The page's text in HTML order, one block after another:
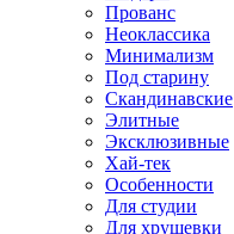
Прованс
Неоклассика
Минимализм
Под старину
Скандинавские
Элитные
Эксклюзивные
Хай-тек
Особенности
Для студии
Для хрущевки